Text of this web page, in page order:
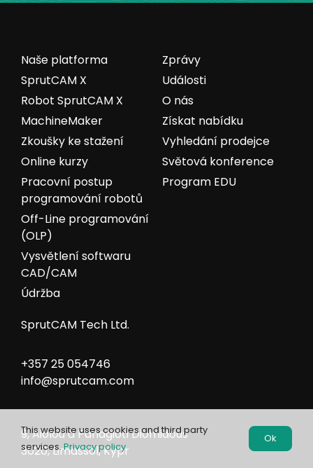
Zprávy
Události
O nás
Získat nabídku
Vyhledání prodejce
Světová konference
Program EDU
Naše platforma
SprutCAM X
Robot SprutCAM X
MachineMaker
Zkoušky ke stažení
Online kurzy
Pracovní postup
programování robotů
Off-Line programování
(OLP)
Vysvětlení softwaru
CAD/CAM
Údržba
SprutCAM Tech Ltd.
+357 25 054746
info@sprutcam.com
9, Aiolou a Panagioti Diomidous
3020, Limassol, Kypr
This website uses cookies and third party
services.Privacy policy
Ok